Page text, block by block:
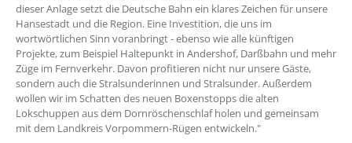
dieser Anlage setzt die Deutsche Bahn ein klares Zeichen für unsere
Hansestadt und die Region. Eine Investition, die uns im
wortwörtlichen Sinn voranbringt - ebenso wie alle künftigen
Projekte, zum Beispiel Haltepunkt in Andershof, Darßbahn und mehr
Züge im Fernverkehr. Davon profitieren nicht nur unsere Gäste,
sondern auch die Stralsunderinnen und Stralsunder. Außerdem
wollen wir im Schatten des neuen Boxenstopps die alten
Lokschuppen aus dem Dornröschenschlaf holen und gemeinsam
mit dem Landkreis Vorpommern-Rügen entwickeln."